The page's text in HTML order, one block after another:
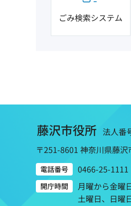
ごみ検索システム
藤沢市役所 法人番
〒251-8601 神奈川県藤
電話番号 0466-25-1111
開庁時間
月曜から金曜
土曜日、日曜